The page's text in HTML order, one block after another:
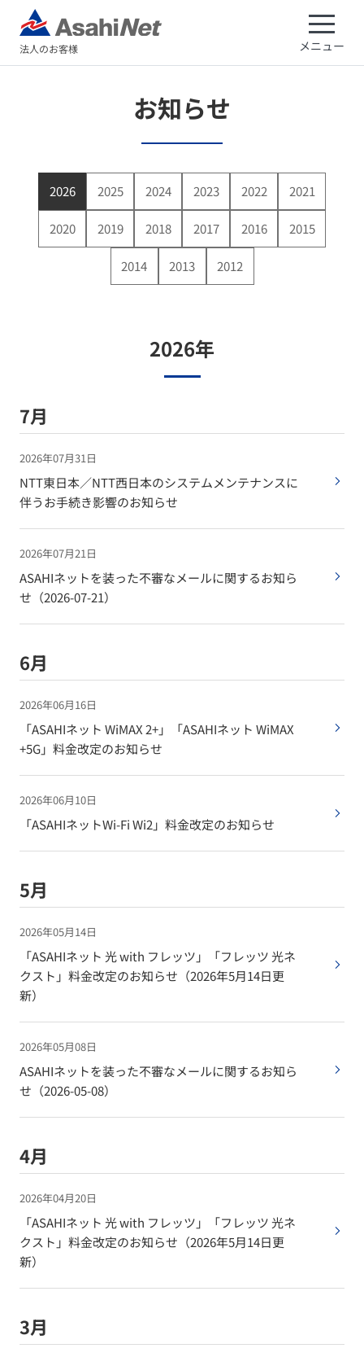
法人のお客様 メニュー
お知らせ
2026 2025 2024 2023 2022 2021
2020 2019 2018 2017 2016 2015
2014 2013 2012
2026年
7月
2026年07月31日
NTT東日本／NTT西日本のシステムメンテナンスに
伴うお手続き影響のお知らせ
2026年07月21日
ASAHIネットを装った不審なメールに関するお知ら
せ（2026-07-21）
6月
2026年06月16日
「ASAHIネット WiMAX 2+」「ASAHIネット WiMAX
+5G」料金改定のお知らせ
2026年06月10日
「ASAHIネットWi-Fi Wi2」料金改定のお知らせ
5月
2026年05月14日
「ASAHIネット 光 with フレッツ」「フレッツ 光ネ
クスト」料金改定のお知らせ（2026年5月14日更
新）
2026年05月08日
ASAHIネットを装った不審なメールに関するお知ら
せ（2026-05-08）
4月
2026年04月20日
「ASAHIネット 光 with フレッツ」「フレッツ 光ネ
クスト」料金改定のお知らせ（2026年5月14日更
新）
3月